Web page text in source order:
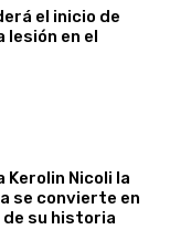
el inicio de
lesión en el
Kerolin Nicoli la
se convierte en
de su historia